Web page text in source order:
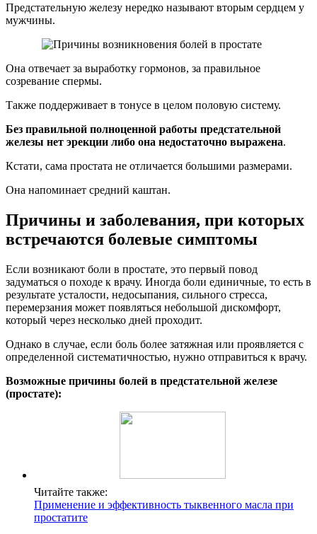
Предстательную железу нередко называют вторым сердцем у
мужчины.
Она отвечает за выработку гормонов, за правильное
созревание спермы.
Также поддерживает в тонусе в целом половую систему.
Без правильной полноценной работы предстательной
железы нет эрекции либо она недостаточно выражена.
Кстати, сама простата не отличается большими размерами.
Она напоминает средний каштан.
Причины и заболевания, при которых
встречаются болевые симптомы
Если возникают боли в простате, это первый повод
задуматься о походе к врачу. Иногда боли единичные, то есть в
результате усталости, недосыпания, сильного стресса,
перемерзания может появляться небольшой дискомфорт,
который через несколько дней проходит.
Однако в случае, если боль более затяжная или проявляется с
определенной систематичностью, нужно отправиться к врачу.
Возможные причины болей в предстательной железе
(простате):
Читайте также:
Применение и эффективность тыквенного масла при
простатите